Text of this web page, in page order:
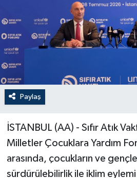
Paylaş
İSTANBUL (AA) - Sıfır Atık
Milletler Çocuklara Yardım
arasında, çocukların ve
sürdürülebilirlik ile iklim eylemi